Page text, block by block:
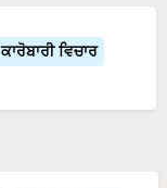
ਕਾਰੋਬਾਰੀ ਵਿਚਾਰ